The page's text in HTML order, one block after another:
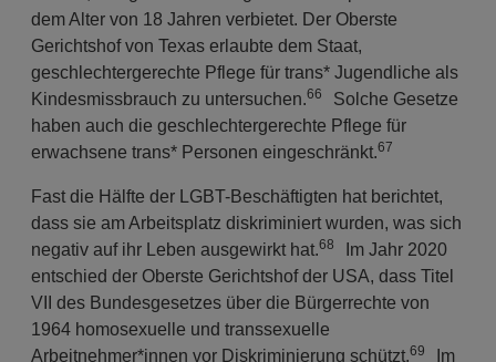
dem Alter von 18 Jahren verbietet. Der Oberste
Gerichtshof von Texas erlaubte dem Staat,
geschlechtergerechte Pflege für trans* Jugendliche als
Kindesmissbrauch zu untersuchen.66
Solche Gesetze
haben auch die geschlechtergerechte Pflege für
erwachsene trans* Personen eingeschränkt.67
Fast die Hälfte der LGBT-Beschäftigten hat berichtet,
dass sie am Arbeitsplatz diskriminiert wurden, was sich
negativ auf ihr Leben ausgewirkt hat.68
Im Jahr 2020
entschied der Oberste Gerichtshof der USA, dass Titel
VII des Bundesgesetzes über die Bürgerrechte von
1964 homosexuelle und transsexuelle
Arbeitnehmer*innen vor Diskriminierung schützt.69
Im